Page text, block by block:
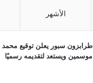
الأشهر
طرابزون سبور يعلن توقيع محمد
موسمين ويستعد لتقديمه رسميًا